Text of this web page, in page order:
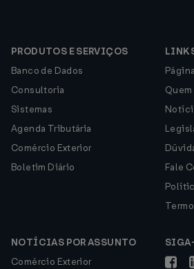
PRODUTOS E SERVIÇOS
Banco de Dados
Consultoria
Sistemas
Agenda Tributária
Comércio Exterior
Boletim Diário
Quem
Fale
NOTÍCIAS POR ASSUNTO
Comércio Exterior